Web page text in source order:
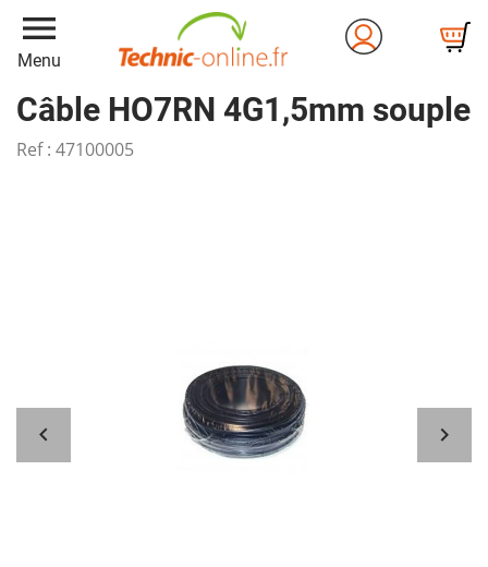
menu
Menu
Câble HO7RN 4G1,5mm souple
Ref : 47100005
 